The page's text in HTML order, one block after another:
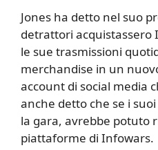
Jones ha detto nel suo
detrattori acquistassero
le sue trasmissioni
merchandise in un
account di social media
anche detto che se i
la gara, avrebbe potuto
piattaforme di Infowars.